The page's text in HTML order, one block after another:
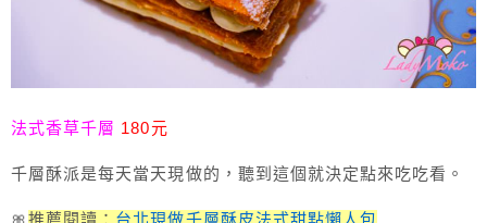
法式香草千層 180元
千層酥派是每天當天現做的，聽到這個就決定點來吃吃看。